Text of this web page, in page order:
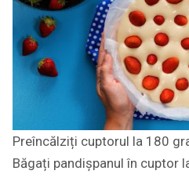
Preîncălziți cuptorul la 180
Băgați pandișpanul în cuptor